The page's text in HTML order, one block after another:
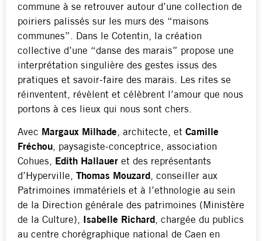
commune à se retrouver autour d’une collection de
poiriers palissés sur les murs des “maisons
communes”. Dans le Cotentin, la création
collective d’une “danse des marais” propose une
interprétation singulière des gestes issus des
pratiques et savoir-faire des marais. Les rites se
réinventent, révèlent et célèbrent l’amour que nous
portons à ces lieux qui nous sont chers.
Avec Margaux Milhade, architecte, et Camille
Fréchou, paysagiste-conceptrice, association
Cohues, Edith Hallauer et des représentants
d’Hyperville, Thomas Mouzard, conseiller aux
Patrimoines immatériels et à l’ethnologie au sein
de la Direction générale des patrimoines (Ministère
de la Culture), Isabelle Richard, chargée du publics
au centre chorégraphique national de Caen en